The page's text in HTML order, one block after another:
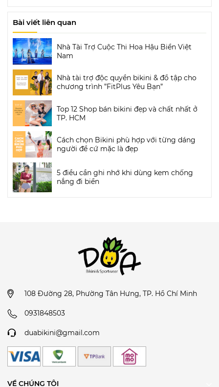
Bài viết liên quan
Nhà Tài Trợ Cuộc Thi Hoa Hậu Biển Việt
Nam
Nhà tài trợ độc quyền bikini & đồ tập cho
chương trình ”FitPlus Yêu Bạn”
Top 12 Shop bán bikini đẹp và chất nhất ở
TP. HCM
Cách chọn Bikini phù hợp với từng dáng
người để cứ mặc là đẹp
5 điều cần ghi nhớ khi dùng kem chống
nắng đi biển
108 Đường 28, Phường Tân Hưng, TP. Hồ Chí Minh
0931848503
duabikini@gmail.com
VỀ CHÚNG TÔI